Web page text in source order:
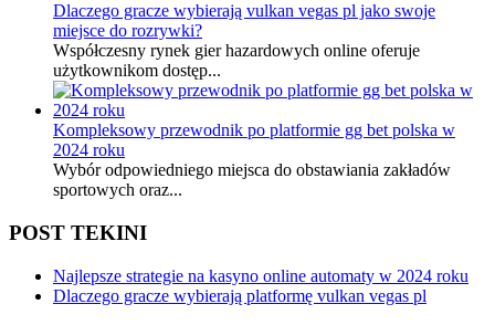
Dlaczego gracze wybierają vulkan vegas pl jako swoje
miejsce do rozrywki?
Współczesny rynek gier hazardowych online oferuje
użytkownikom dostęp...
Kompleksowy przewodnik po platformie gg bet polska w
2024 roku
Wybór odpowiedniego miejsca do obstawiania zakładów
sportowych oraz...
POST TEKINI
Najlepsze strategie na kasyno online automaty w 2024 roku
Dlaczego gracze wybierają platformę vulkan vegas pl